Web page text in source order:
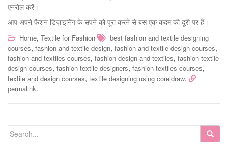
एनरोल करें।
आप अपने फैशन डिज़ाइनिंग के सपने को पूरा करने से बस एक कदम की दूरी पर हैं।
Home, Textile for Fashion
best fashion and textile designing
courses, fashion and textile design, fashion and textile design courses,
fashion and textiles courses, fashion design and textiles, fashion textile
design courses, fashion textile designers, fashion textiles courses,
textile and design courses, textile designing using coreldraw.
permalink.